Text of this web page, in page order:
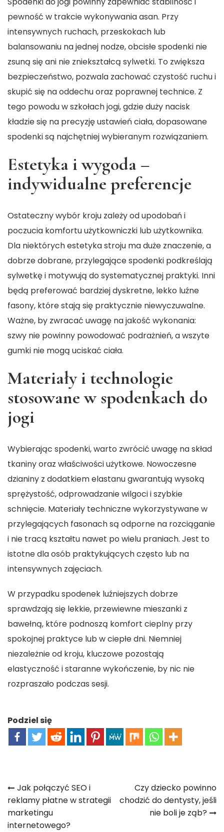
pewność w trakcie wykonywania asan. Przy
intensywnych ruchach, przeskokach lub
balansowaniu na jednej nodze, obcisłe spodenki nie
zsuną się ani nie zniekształcą sylwetki. To zwiększa
bezpieczeństwo, pozwala zachować czystość ruchu i
skupić się na oddechu oraz poprawnej technice. Z
tego powodu w szkołach jogi, gdzie duży nacisk
kładzie się na precyzję ustawień ciała, dopasowane
spodenki są najchętniej wybieranym rozwiązaniem.
Estetyka i wygoda –
indywidualne preferencje
Ostateczny wybór kroju zależy od upodobań i
poczucia komfortu użytkowniczki lub użytkownika.
Dla niektórych estetyka stroju ma duże znaczenie, a
dobrze dobrane, przylegające spodenki podkreślają
sylwetkę i motywują do systematycznej praktyki. Inni
będą preferować bardziej dyskretne, lekko luźne
fasony, które stają się praktycznie niewyczuwalne.
Ważne, by zwracać uwagę na jakość wykonania:
szwy nie powinny powodować podrażnień, a wszyte
gumki nie mogą uciskać ciała.
Materiały i technologie
stosowane w spodenkach do
jogi
Wybierając spodenki, warto zwrócić uwagę na skład
tkaniny oraz właściwości użytkowe. Nowoczesne
dzianiny z dodatkiem elastanu gwarantują wysoką
sprężystość, odprowadzanie wilgoci i szybkie
schnięcie. Materiały techniczne wykorzystywane w
przylegających fasonach są odporne na rozciąganie
i nie tracą kształtu nawet po wielu praniach. Jest to
istotne dla osób praktykujących często lub na
intensywnych zajęciach.
W przypadku spodenek luźniejszych dobrze
sprawdzają się lekkie, przewiewne mieszanki z
bawełną, które podnoszą komfort cieplny przy
spokojnej praktyce lub w ciepłe dni. Niemniej
niezależnie od kroju, kluczowe pozostają
elastyczność i staranne wykończenie, by nic nie
rozpraszało podczas sesji.
Podziel się
Nawigacja
wpisu
Jak połączyć SEO i
reklamy płatne w strategii
marketingu
internetowego?
Czy dziecko powinno
chodzić do dentysty, jeśli
nie boli je ząb?